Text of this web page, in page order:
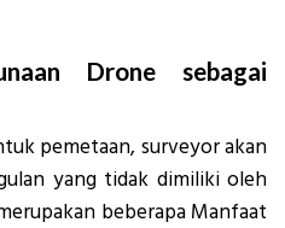
Drone sebagai
pemetaan, surveyor akan
yang tidak dimiliki oleh
beberapa Manfaat